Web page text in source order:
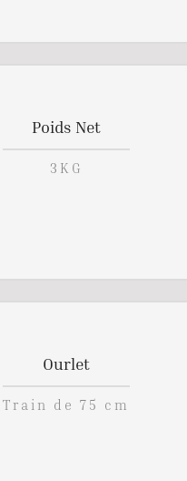
Poids Net
3KG
Ourlet
Train de 75 cm